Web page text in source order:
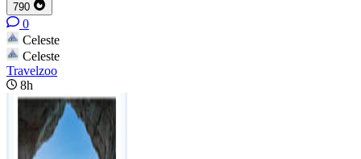
790
0
Celeste
Celeste
Travelzoo
8h